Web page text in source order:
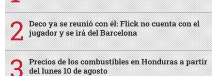
Deco ya se reunió con él: Flick no cuenta con el
jugador y se irá del Barcelona
Precios de los combustibles en Honduras a partir
del lunes 10 de agosto